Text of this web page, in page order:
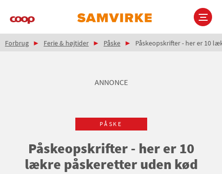
Main
Brødkrumme
Forbrug Ferie & højtider Påske Påskeopskrifter - her er 10
ANNONCE
PÅSKE
Påskeopskrifter - her er 10
lækre påskeretter uden kød